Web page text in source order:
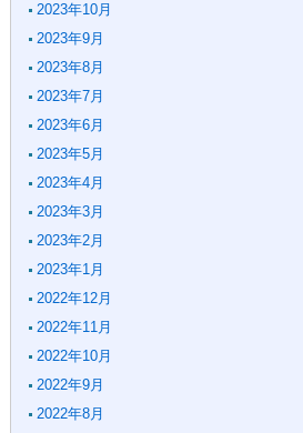
2023年10月
2023年9月
2023年8月
2023年7月
2023年6月
2023年5月
2023年4月
2023年3月
2023年2月
2023年1月
2022年12月
2022年11月
2022年10月
2022年9月
2022年8月